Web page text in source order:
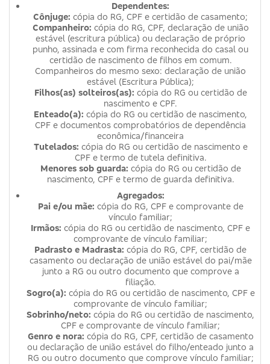
Dependentes:
Cônjuge: cópia do RG, CPF e certidão de casamento;
Companheiro: cópia do RG, CPF, declaração de união
estável (escritura pública) ou declaração de próprio
punho, assinada e com firma reconhecida do casal ou
certidão de nascimento de filhos em comum.
Companheiros do mesmo sexo: declaração de união
estável (Escritura Pública);
Filhos(as) solteiros(as): cópia do RG ou certidão de
nascimento e CPF.
Enteado(a): cópia do RG ou certidão de nascimento,
CPF e documentos comprobatórios de dependência
econômica/financeira
Tutelados: cópia do RG ou certidão de nascimento e
CPF e termo de tutela definitiva.
Menores sob guarda: cópia do RG ou certidão de
nascimento, CPF e termo de guarda definitiva.
Agregados:
Pai e/ou mãe: cópia do RG, CPF e comprovante de
vínculo familiar;
Irmãos: cópia do RG ou certidão de nascimento, CPF e
comprovante de vínculo familiar;
Padrasto e Madrasta: cópia do RG, CPF, certidão de
casamento ou declaração de união estável do pai/mãe
junto a RG ou outro documento que comprove a
filiação.
Sogro(a): cópia do RG ou certidão de nascimento, CPF e
comprovante de vínculo familiar;
Sobrinho/neto: cópia do RG ou certidão de nascimento,
CPF e comprovante de vínculo familiar;
Genro e nora: cópia do RG, CPF, certidão de casamento
ou declaração de união estável do filho/enteado junto a
RG ou outro documento que comprove vínculo familiar;